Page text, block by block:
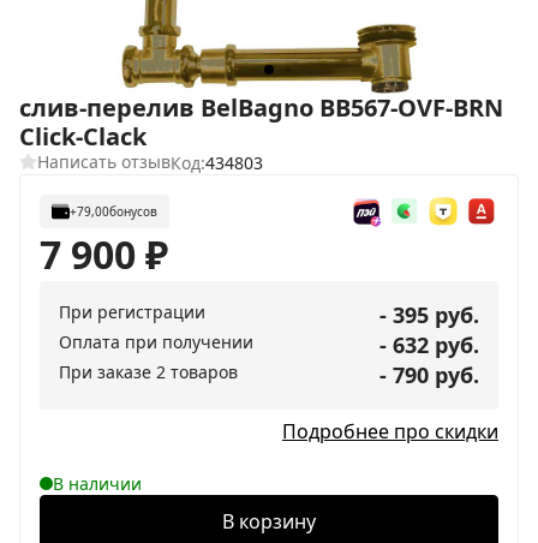
слив-перелив BelBagno BB567-OVF-BRN
Click-Clack
Написать отзывКод:434803
+79,00бонусов
7 900₽
При регистрации - 395 руб.
Оплата при получении - 632 руб.
При заказе 2 товаров - 790 руб.
Подробнее про скидки
В наличии
В корзину